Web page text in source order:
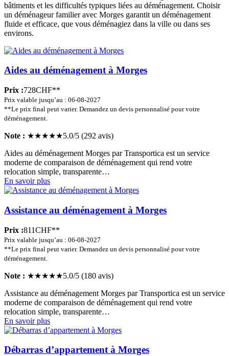
bâtiments et les difficultés typiques liées au déménagement. Choisir
un déménageur familier avec Morges garantit un déménagement
fluide et efficace, que vous déménagiez dans la ville ou dans ses
environs.
Aides au déménagement à Morges
Prix :728CHF**
Prix valable jusqu’au : 06-08-2027
**Le prix final peut varier. Demandez un devis personnalisé pour votre
déménagement.
Note : ★★★★★5.0/5 (292 avis)
Aides au déménagement Morges par Transportica est un service
moderne de comparaison de déménagement qui rend votre
relocation simple, transparente…
En savoir plus
Assistance au déménagement à Morges
Prix :811CHF**
Prix valable jusqu’au : 06-08-2027
**Le prix final peut varier. Demandez un devis personnalisé pour votre
déménagement.
Note : ★★★★★5.0/5 (180 avis)
Assistance au déménagement Morges par Transportica est un service
moderne de comparaison de déménagement qui rend votre
relocation simple, transparente…
En savoir plus
Débarras d’appartement à Morges